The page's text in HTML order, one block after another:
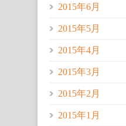
2015年6月
2015年5月
2015年4月
2015年3月
2015年2月
2015年1月